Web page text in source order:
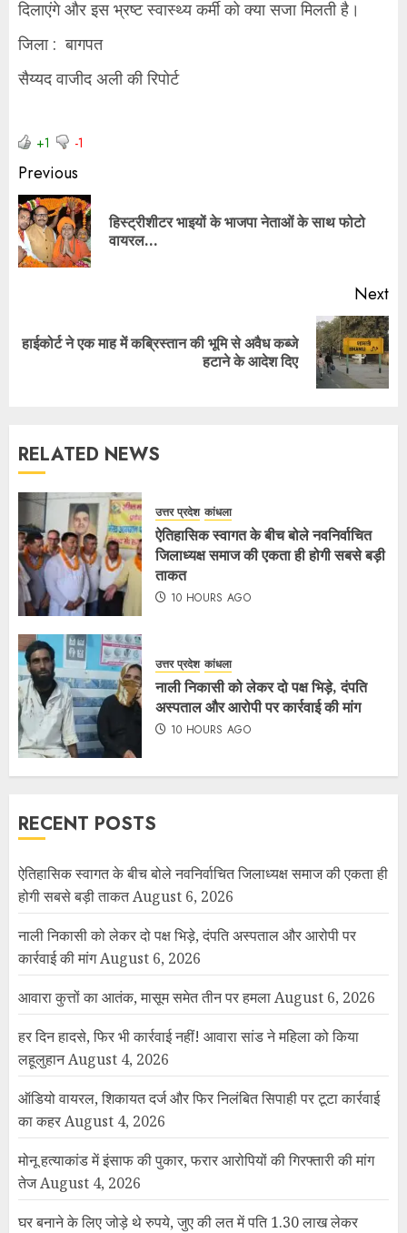
दिलाएंगे और इस भ्रष्ट स्वास्थ्य कर्मी को क्या सजा मिलती है।
जिला : बागपत
सैय्यद वाजीद अली की रिपोर्ट
+1 -1
Previous
हिस्ट्रीशीटर भाइयों के भाजपा नेताओं के साथ फोटो
वायरल…
Next
हाईकोर्ट ने एक माह में कब्रिस्तान की भूमि से अवैध कब्जे
हटाने के आदेश दिए
RELATED NEWS
उत्तर प्रदेश कांधला
ऐतिहासिक स्वागत के बीच बोले नवनिर्वाचित
जिलाध्यक्ष समाज की एकता ही होगी सबसे बड़ी
ताकत
10 HOURS AGO
उत्तर प्रदेश कांधला
नाली निकासी को लेकर दो पक्ष भिड़े, दंपति
अस्पताल और आरोपी पर कार्रवाई की मांग
10 HOURS AGO
RECENT POSTS
ऐतिहासिक स्वागत के बीच बोले नवनिर्वाचित जिलाध्यक्ष समाज की एकता ही
होगी सबसे बड़ी ताकतAugust 6, 2026
नाली निकासी को लेकर दो पक्ष भिड़े, दंपति अस्पताल और आरोपी पर
कार्रवाई की मांगAugust 6, 2026
आवारा कुत्तों का आतंक, मासूम समेत तीन पर हमलाAugust 6, 2026
हर दिन हादसे, फिर भी कार्रवाई नहीं! आवारा सांड ने महिला को किया
लहूलुहानAugust 4, 2026
ऑडियो वायरल, शिकायत दर्ज और फिर निलंबित सिपाही पर टूटा कार्रवाई
का कहरAugust 4, 2026
मोनू हत्याकांड में इंसाफ की पुकार, फरार आरोपियों की गिरफ्तारी की मांग
तेजAugust 4, 2026
घर बनाने के लिए जोड़े थे रुपये, जुए की लत में पति 1.30 लाख लेकर